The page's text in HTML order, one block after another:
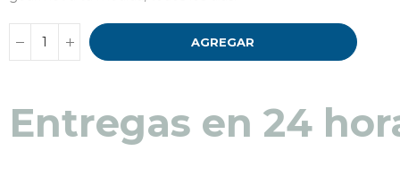
AGREGAR
Entregas en 48 a